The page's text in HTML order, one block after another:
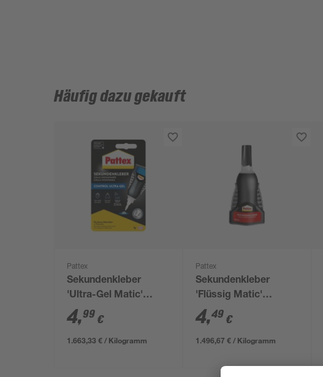
Häufig dazu gekauft
Pattex
Sekundenkleber
'Ultra-Gel Matic'
transparent 3 g
4,99 €
1.663,33 € / Kilogramm
Pattex
Sekundenkleber
'Flüssig Matic'
transparent 3 g
4,49 €
1.496,67 € / Kilogramm